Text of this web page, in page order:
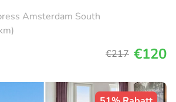
Amsterdam South
€217 €120